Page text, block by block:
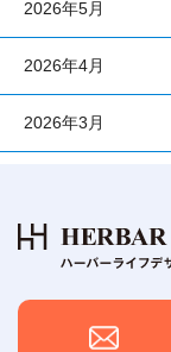
2026年5月
2026年4月
2026年3月